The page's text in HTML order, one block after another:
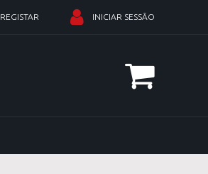
REGISTAR INICIAR SESSÃO